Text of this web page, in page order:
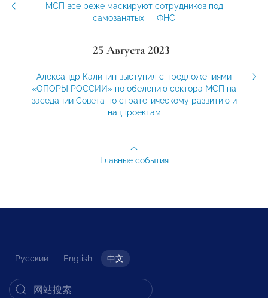
МСП все реже маскируют сотрудников под
самозанятых — ФНС
25 Августа 2023
Александр Калинин выступил с предложениями
«ОПОРЫ РОССИИ» по обелению сектора МСП на
заседании Совета по стратегическому развитию и
нацпроектам
Главные события
Русский English 中文